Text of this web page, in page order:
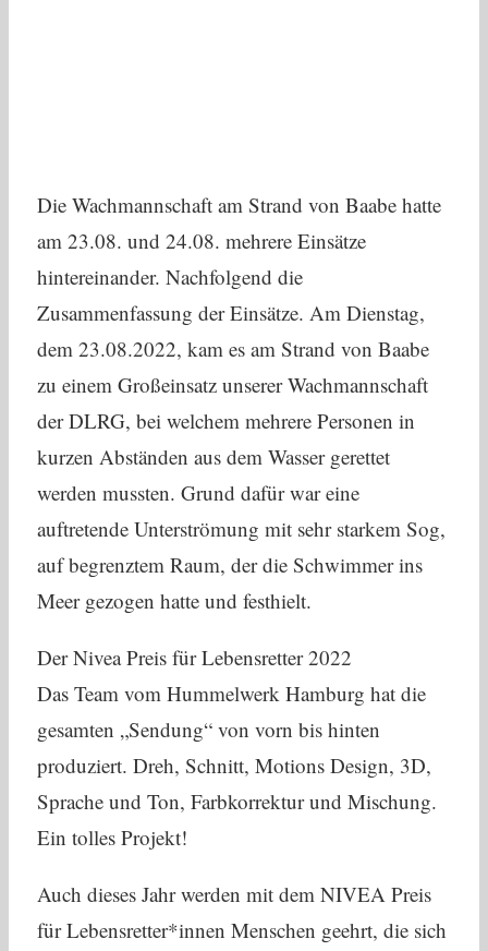
Die Wachmannschaft am Strand von Baabe hatte
am 23.08. und 24.08. mehrere Einsätze
hintereinander. Nachfolgend die
Zusammenfassung der Einsätze. Am Dienstag,
dem 23.08.2022, kam es am Strand von Baabe
zu einem Großeinsatz unserer Wachmannschaft
der DLRG, bei welchem mehrere Personen in
kurzen Abständen aus dem Wasser gerettet
werden mussten. Grund dafür war eine
auftretende Unterströmung mit sehr starkem Sog,
auf begrenztem Raum, der die Schwimmer ins
Meer gezogen hatte und festhielt.
Der Nivea Preis für Lebensretter 2022
Das Team vom Hummelwerk Hamburg hat die
gesamten „Sendung“ von vorn bis hinten
produziert. Dreh, Schnitt, Motions Design, 3D,
Sprache und Ton, Farbkorrektur und Mischung.
Ein tolles Projekt!
Auch dieses Jahr werden mit dem NIVEA Preis
für Lebensretter*innen Menschen geehrt, die sich